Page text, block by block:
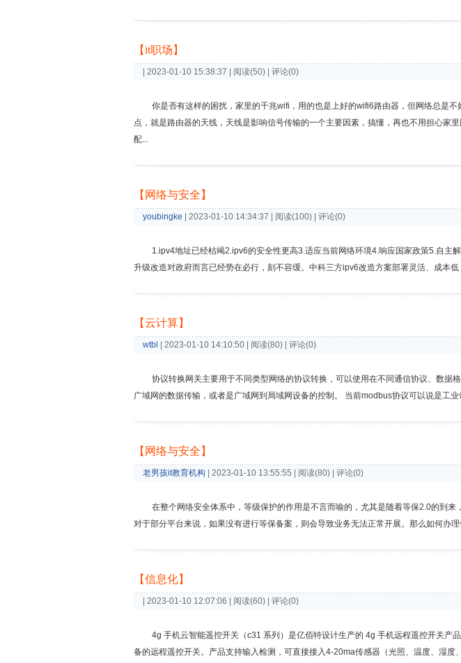
【it职场】
| 2023-01-10 15:38:37 | 阅读(50) | 评论(0)
你是否有这样的困扰，家里的千兆wifi，用的也是上好的wifi6路由器，但网络总是
点，就是路由器的天线，天线是影响信号传输的一个主要因素，搞懂，再也不用担心家
配...
【网络与安全】
youbingke | 2023-01-10 14:34:37 | 阅读(100) | 评论(0)
1.ipv4地址已经枯竭2.ipv6的安全性更高3.适应当前网络环境4.响应国家政策5.自主
升级改造对政府而言已经势在必行，刻不容缓。中科三方ipv6改造方案部署灵活、成本
【云计算】
wtbl | 2023-01-10 14:10:50 | 阅读(80) | 评论(0)
协议转换网关主要用于不同类型网络的协议转换，可以使用在不同通信协议、数据
广域网的数据传输，或者是广域网到局域网设备的控制。 当前modbus协议可以说是工
【网络与安全】
老男孩it教育机构 | 2023-01-10 13:55:55 | 阅读(80) | 评论(0)
在整个网络安全体系中，等级保护的作用是不言而喻的，尤其是随着等保2.0的到
对于部分平台来说，如果没有进行等保备案，则会导致业务无法正常开展。那么如何办
【信息化】
| 2023-01-10 12:07:06 | 阅读(60) | 评论(0)
4g 手机云智能遥控开关（c31 系列）是亿佰特设计生产的 4g 手机远程遥控开关产
备的远程遥控开关。产品支持输入检测，可直接接入4-20ma传感器（光照、温度、湿